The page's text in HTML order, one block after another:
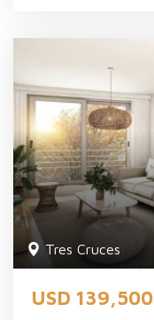
Tres Cruces
USD 139,500